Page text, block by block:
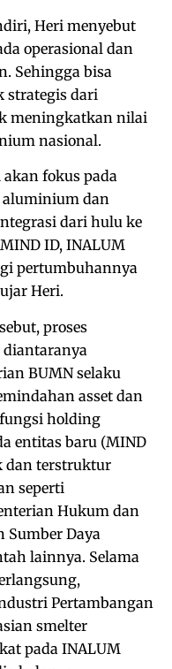
Heri menyebut
operasional dan
Sehingga bisa
strategis dari
meningkatkan nilai
nasional.
akan fokus pada
aluminium dan
dari hulu ke
ID, INALUM
pertumbuhannya
Heri.
proses
BUMN selaku
asset dan
holding
entitas baru (MIND
dan terstruktur
seperti
Hukum dan
Sumber Daya
lainnya. Selama
Pertambangan
smelter
pada INALUM